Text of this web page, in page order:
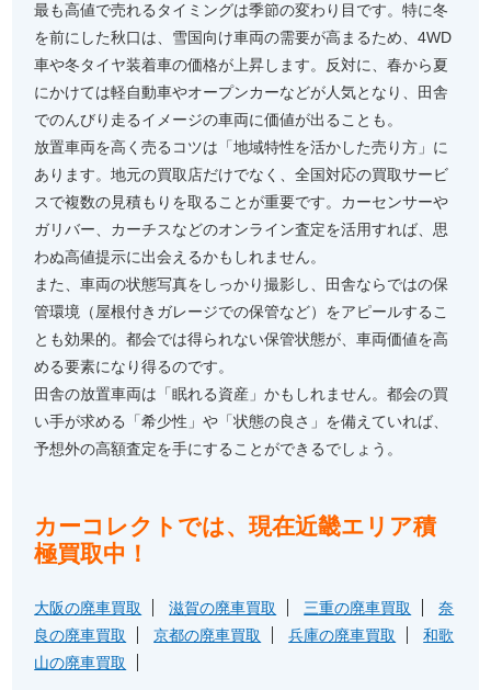
最も高値で売れるタイミングは季節の変わり目です。特に冬
を前にした秋口は、雪国向け車両の需要が高まるため、4WD
車や冬タイヤ装着車の価格が上昇します。反対に、春から夏
にかけては軽自動車やオープンカーなどが人気となり、田舎
でのんびり走るイメージの車両に価値が出ることも。
放置車両を高く売るコツは「地域特性を活かした売り方」に
あります。地元の買取店だけでなく、全国対応の買取サービ
スで複数の見積もりを取ることが重要です。カーセンサーや
ガリバー、カーチスなどのオンライン査定を活用すれば、思
わぬ高値提示に出会えるかもしれません。
また、車両の状態写真をしっかり撮影し、田舎ならではの保
管環境（屋根付きガレージでの保管など）をアピールするこ
とも効果的。都会では得られない保管状態が、車両価値を高
める要素になり得るのです。
田舎の放置車両は「眠れる資産」かもしれません。都会の買
い手が求める「希少性」や「状態の良さ」を備えていれば、
予想外の高額査定を手にすることができるでしょう。
カーコレクトでは、現在近畿エリア積
極買取中！
大阪の廃車買取 滋賀の廃車買取 三重の廃車買取
奈
良の廃車買取
京都の廃車買取 兵庫の廃車買取
和歌
山の廃車買取